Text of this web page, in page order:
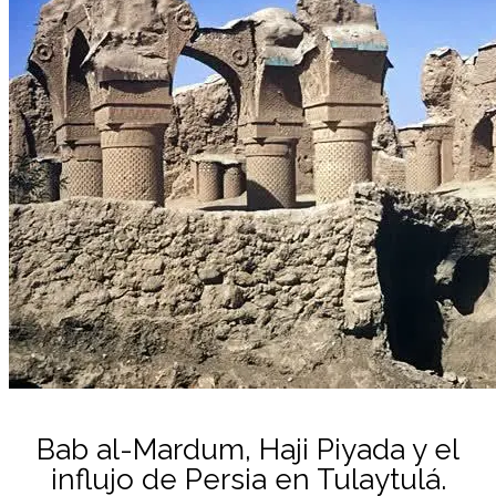
Bab al-Mardum, Haji Piyada y el
influjo de Persia en Tulaytulá.